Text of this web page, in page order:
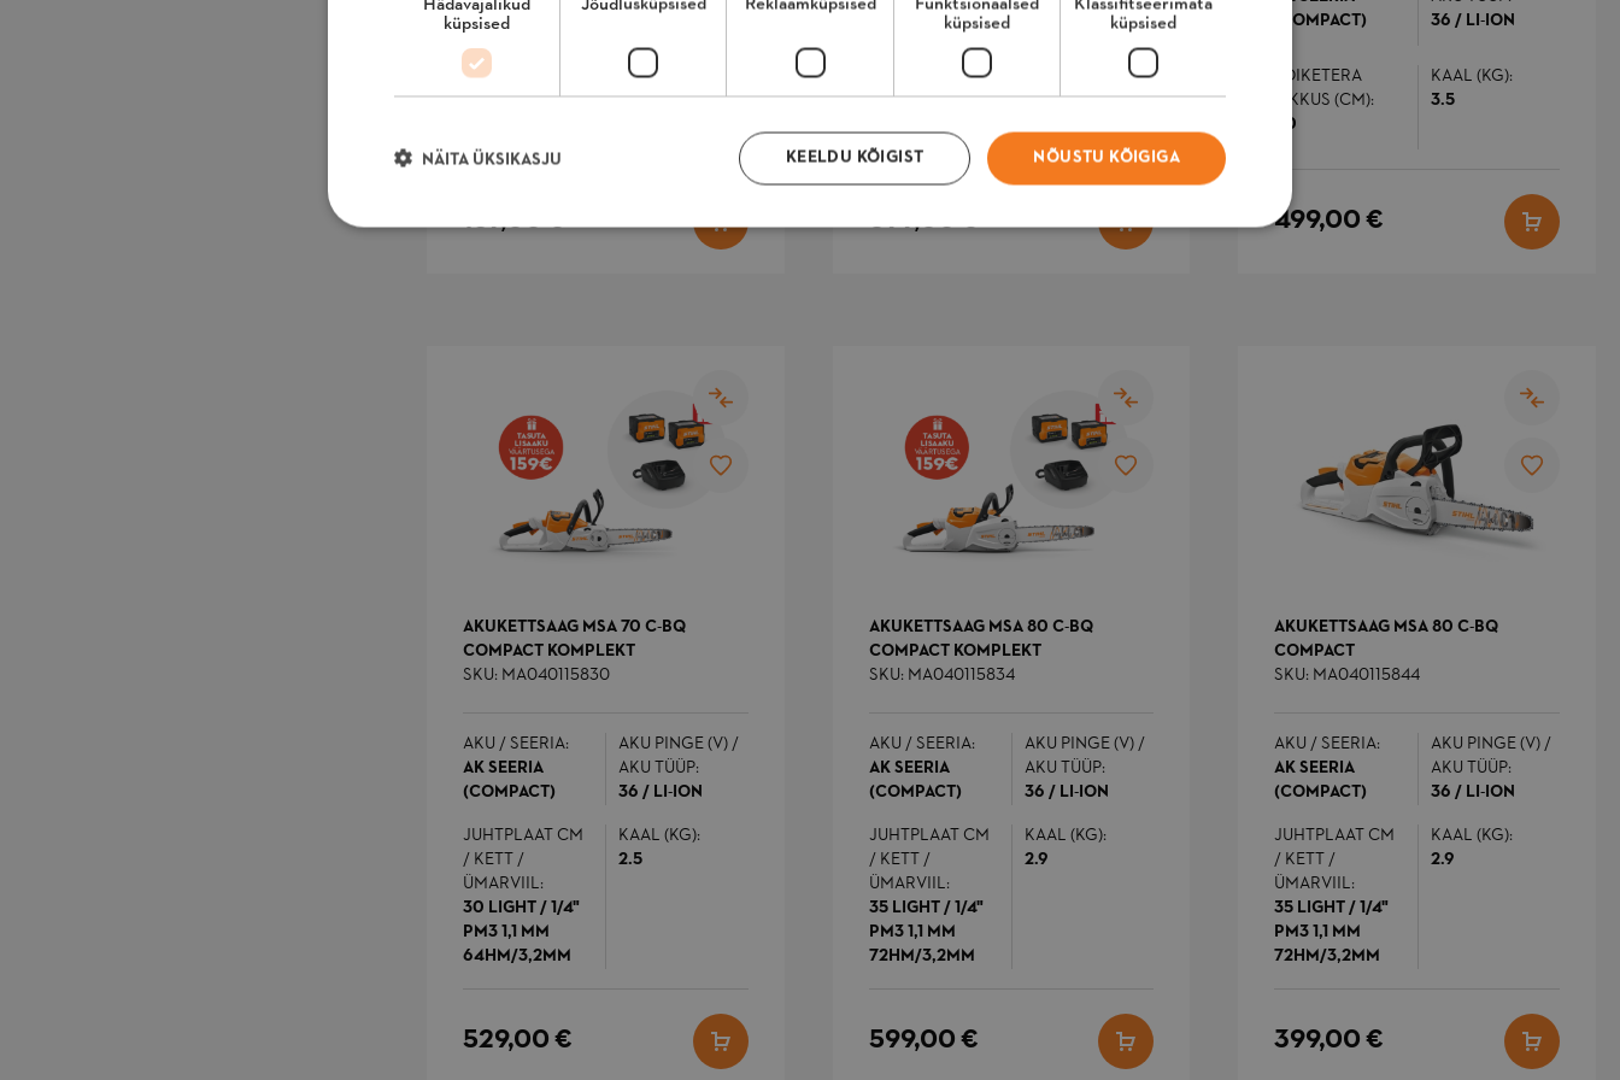
MAKS. ÕHU
KIIRUS (M/S):
PUHUMISJÕUD
(N):
169,00 €
KOMPLEKTIS
TÖÖORGAN:
SAEKETAS
899,00 €
(COMPACT)
36 / LI-ION
LÕIKETERA
PIKKUS (CM):
60
KAAL (KG):
3.5
499,00 €
AKUKETTSAAG MSA 70 C-BQ
COMPACT KOMPLEKT
SKU: MA040115830
AKU / SEERIA:
AK SEERIA
(COMPACT)
AKU PINGE (V) /
AKU TÜÜP:
36 / LI-ION
JUHTPLAAT CM
/ KETT /
ÜMARVIIL:
30 LIGHT / 1/4"
PM3 1,1 MM
64HM/3,2MM
KAAL (KG):
2.5
529,00 €
AKUKETTSAAG MSA 80 C-BQ
COMPACT KOMPLEKT
SKU: MA040115834
AKU / SEERIA:
AK SEERIA
(COMPACT)
AKU PINGE (V) /
AKU TÜÜP:
36 / LI-ION
JUHTPLAAT CM
/ KETT /
ÜMARVIIL:
35 LIGHT / 1/4"
PM3 1,1 MM
72HM/3,2MM
KAAL (KG):
2.9
599,00 €
AKUKETTSAAG MSA 80 C-BQ
COMPACT
SKU: MA040115844
AKU / SEERIA:
AK SEERIA
(COMPACT)
AKU PINGE (V) /
AKU TÜÜP:
36 / LI-ION
JUHTPLAAT CM
/ KETT /
ÜMARVIIL:
35 LIGHT / 1/4"
PM3 1,1 MM
72HM/3,2MM
KAAL (KG):
2.9
399,00 €
küpsised küpsised küpsised
NÕUSTU KÕIGIGA
KEELDU KÕIGIST
NÄITA ÜKSIKASJU
Pakkuja
mage-messages 1 päev
Jälgib veateateid ja
muid kasutajale
kuvatud teateid,
näiteks küpsise
veateateid. Sõnum
private_content_version
1 aasta 1
kuu
serveris vahemällu
salvestamist.
See küpsise nimi on
Universal
form_key
Adobe Inc.
.farron.ee
1 päev
Seda küpsist
kasutatakse
brauseri sisu